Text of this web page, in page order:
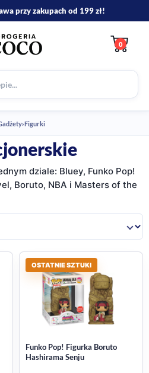
0
›Figurki
dziale: Bluey, Funko Pop!
Boruto, NBA i Masters of the
OSTATNIE SZTUKI
Funko Pop! Figurka Boruto
Hashirama Senju